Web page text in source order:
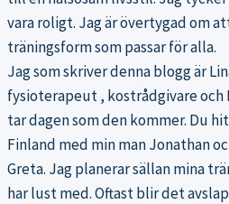
vara roligt. Jag är övertygad om
träningsform som passar för alla.
Jag som skriver denna blogg är
fysioterapeut , kostrådgivare och
tar dagen som den kommer. Du
Finland med min man Jonathan
Greta. Jag planerar sällan mina
har lust med. Oftast blir det